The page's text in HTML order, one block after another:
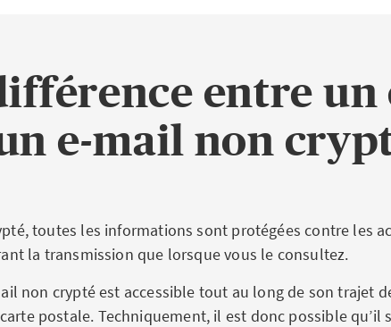
entre
e-mail non
toutes les informations sont protégées contre les
la transmission que lorsque vous le consultez.
non crypté est accessible tout au long de son trajet
postale. Techniquement, il est donc possible qu’il